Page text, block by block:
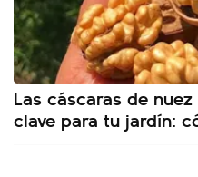
Las cáscaras de
clave para tu jardín: